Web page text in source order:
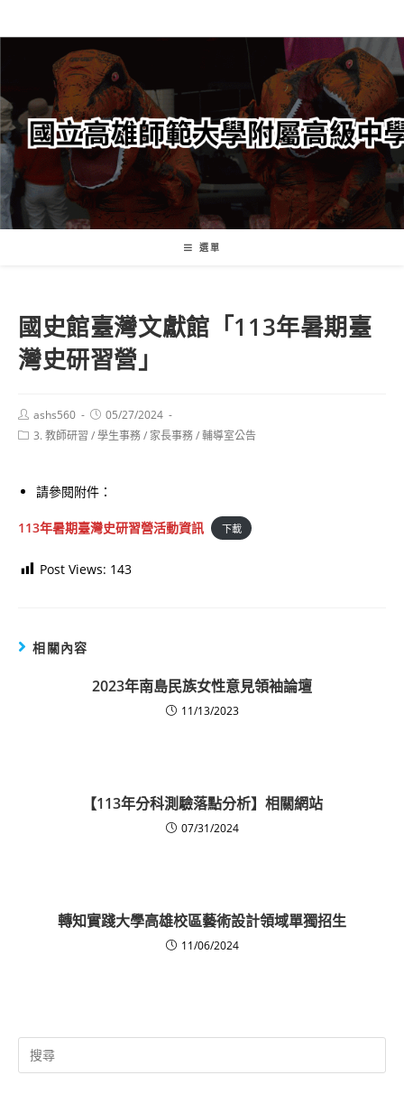
轉
要
內
容
選單
國史館臺灣文獻館「113年暑期臺
灣史研習營」
Post
author:
ashs560
Post
published:
05/27/2024
Post3. 教師研習 /學生事務/ 家長事務/輔導室公告
請參閱附件：
113年暑期臺灣史研習營活動資訊 下載
Post Views: 143
相關內容
2023年南島民族女性意見領袖論壇
11/13/2023
【113年分科測驗落點分析】相關網站
07/31/2024
轉知實踐大學高雄校區藝術設計領域單獨招生
11/06/2024
Search
for: